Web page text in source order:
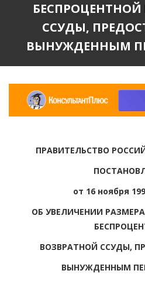
ССУДЫ,
ВЫНУЖДЕННЫМ
ПРАВИТЕЛЬСТВО
от 16 ноября
ОБ УВЕЛИЧЕНИИ
ВОЗВРАТНОЙ ССУДЫ,
ВЫНУЖДЕННЫМ